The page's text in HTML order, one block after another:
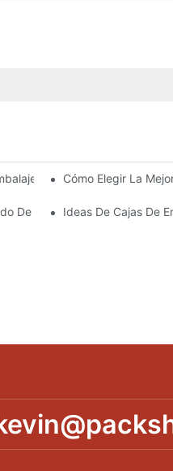
Sostenibles
Cómo Elegir La
De La Piel Personalizados
Ideas De Cajas De